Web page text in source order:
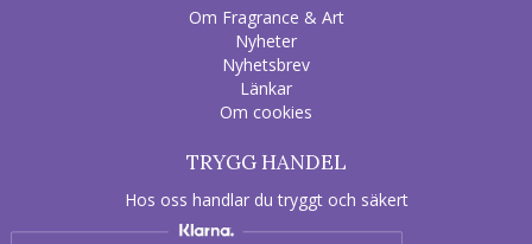
Om Fragrance & Art
Nyheter
Nyhetsbrev
Länkar
Om cookies
TRYGG HANDEL
Hos oss handlar du tryggt och säkert